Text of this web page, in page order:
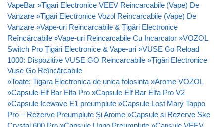
VapeBar »Tigari Electronice VEEV Reincarcabile (Vape) De
Vanzare »Tigari Electronice Vozol Reincarcabile (Vape) De
Vanzare »Vape-uri Reincarcabile & Țigări Electronice
Reîncărcabile »Vape-uri Reincarcabile Cu Incarcator »VOZOL
Switch Pro Țigări Electronice & Vape-uri »VUSE Go Reload
1000: Dispozitive VUSE GO Reincarcabile »Țigări Electronice
Vuse Go Reîncărcabile
»Toate: Tigara Electronica de unica folosinta »Arome VOZOL
»Capsule Elf Bar Elfa Pro »Capsule Elf Bar Elfa Pro V2
»Capsule Icewave E1 preumplute »Capsule Lost Mary Tappo
Pro – Rezerve Preumplute Și Arome »Capsule si Rezerve Ske
Crystal 600 Pro »Capsule Unno Preumplute »Capsule VEEV